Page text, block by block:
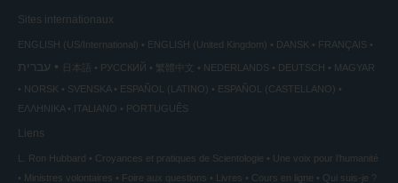
Sites internationaux
ENGLISH (US/International) ENGLISH (United Kingdom) DANSK FRANÇAIS
עברית 日本語 РУССКИЙ 繁體中文 NEDERLANDS DEUTSCH
MAGYAR
NORSK
SVENSKA ESPAÑOL (LATINO)
ESPAÑOL (CASTELLANO)
ΕΛΛΗΝΙΚA
ITALIANO PORTUGUÊS
Liens
L. Ron Hubbard Croyances et pratiques de Scientologie
Une voix pour l’humanité
Ministres volontaires
Foire aux questions Livres Cours en ligne
Qui suis-je ?